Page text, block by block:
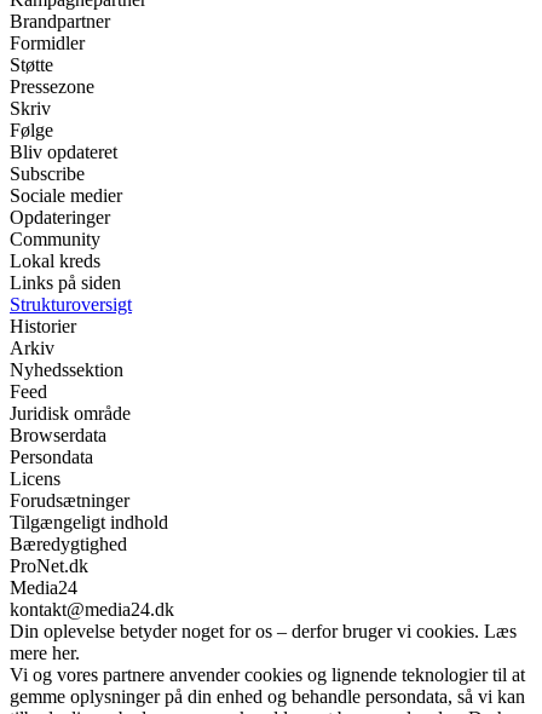
Brandpartner
Formidler
Støtte
Pressezone
Skriv
Følge
Bliv opdateret
Subscribe
Sociale medier
Opdateringer
Community
Lokal kreds
Links på siden
Strukturoversigt
Historier
Arkiv
Nyhedssektion
Feed
Juridisk område
Browserdata
Persondata
Licens
Forudsætninger
Tilgængeligt indhold
Bæredygtighed
ProNet.dk
Media24
kontakt@media24.dk
Din oplevelse betyder noget for os – derfor bruger vi cookies. Læs
mere her.
Vi og vores partnere anvender cookies og lignende teknologier til at
gemme oplysninger på din enhed og behandle persondata, så vi kan